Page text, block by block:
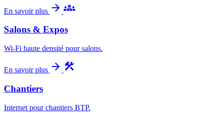
En savoir plus arrow_forward groups
Salons & Expos
Wi-Fi haute densité pour salons.
En savoir plus arrow_forward construction
Chantiers
Internet pour chantiers BTP.